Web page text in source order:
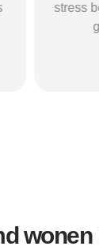
stress
wonen